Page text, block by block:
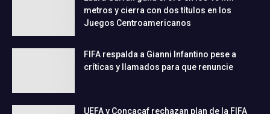
metros y cierra con dos títulos en los
Juegos Centroamericanos
FIFA respalda a Gianni Infantino pese a
críticas y llamados para que renuncie
UEFA y Concacaf rechazan plan de la FIFA